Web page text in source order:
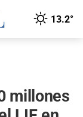
13.2°
millones